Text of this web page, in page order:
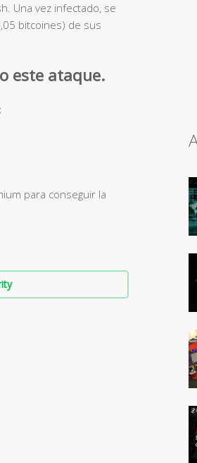
Una vez infectado, se
bitcoines) de sus
este ataque.
para conseguir la